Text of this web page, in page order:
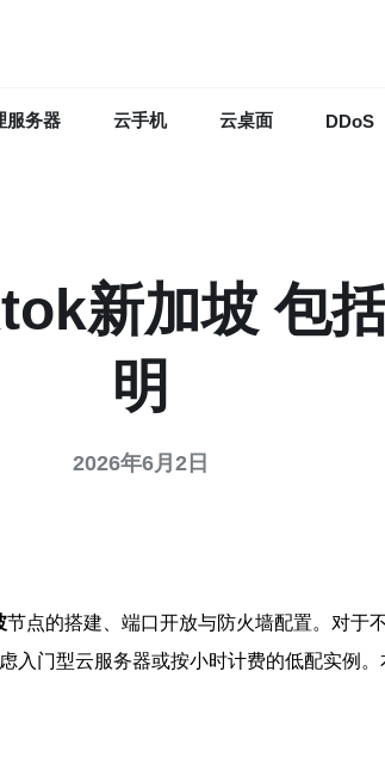
服务器 云手机 云桌面 DDoS
新加坡 包
明
2026年6月2日
节点的搭建、端口开放与防火墙配置。对于
门型云服务器或按小时计费的低配实例